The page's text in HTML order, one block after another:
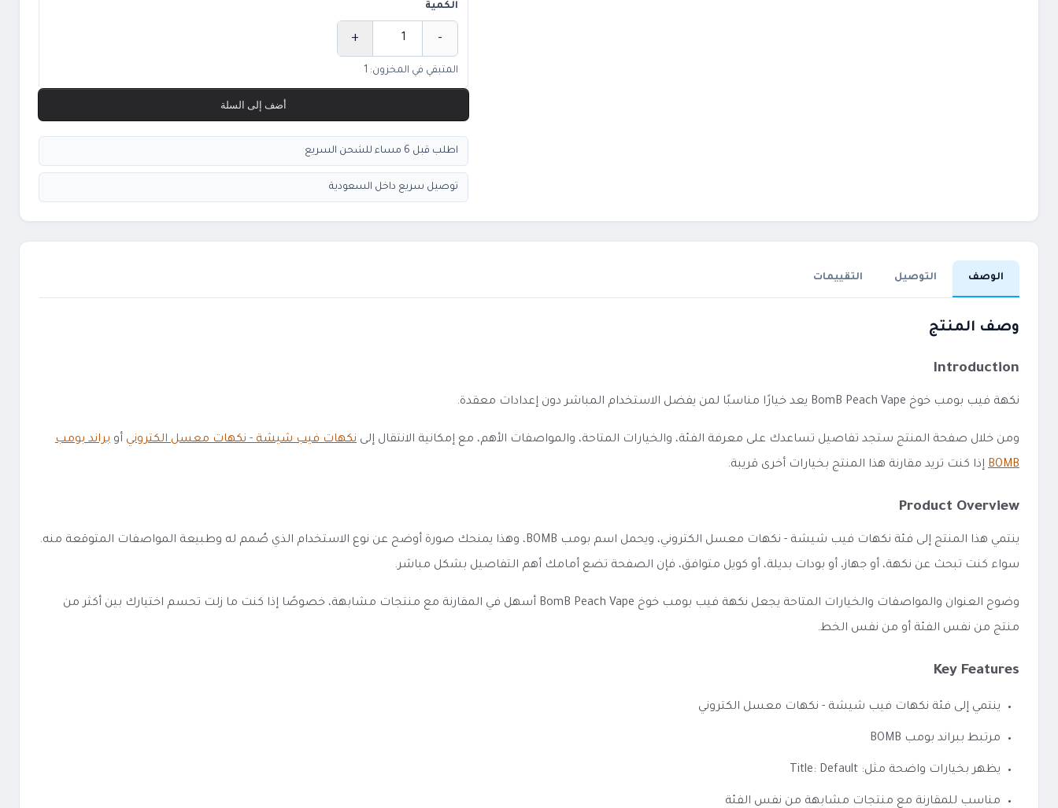
الكمية
-
+
المتبقي في المخزون: 1
أضف إلى السلة
اطلب قبل 6 مساء للشحن السريع
توصيل سريع داخل السعودية
الوصف التوصيل التقييمات
وصف المنتج
Introduction
نكهة فيب بومب خوخ BomB Peach Vape يعد خيارًا مناسبًا لمن يفضل الاستخدام المباشر دون إعدادات معقدة.
ومن خلال صفحة المنتج ستجد تفاصيل تساعدك على معرفة الفئة، والخيارات المتاحة، والمواصفات الأهم، مع إمكانية الانتقال إلى نكهات فيب شيشة - نكهات معسل الكتروني أو براند بومب
BOMB إذا كنت تريد مقارنة هذا المنتج بخيارات أخرى قريبة.
Product Overview
ينتمي هذا المنتج إلى فئة نكهات فيب شيشة - نكهات معسل الكتروني، ويحمل اسم بومب BOMB، وهذا يمنحك صورة أوضح عن نوع الاستخدام الذي صُمم له وطبيعة المواصفات المتوقعة منه.
سواء كنت تبحث عن نكهة، أو جهاز، أو بودات بديلة، أو كويل متوافق، فإن الصفحة تضع أمامك أهم التفاصيل بشكل مباشر.
وضوح العنوان والمواصفات والخيارات المتاحة يجعل نكهة فيب بومب خوخ BomB Peach Vape أسهل في المقارنة مع منتجات مشابهة، خصوصًا إذا كنت ما زلت تحسم اختيارك بين أكثر من
منتج من نفس الفئة أو من نفس الخط.
Key Features
ينتمي إلى فئة نكهات فيب شيشة - نكهات معسل الكتروني
مرتبط ببراند بومب BOMB
يظهر بخيارات واضحة مثل: Title: Default
مناسب للمقارنة مع منتجات مشابهة من نفس الفئة